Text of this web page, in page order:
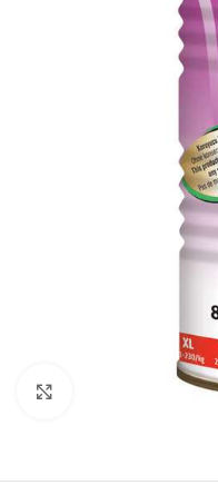
Büyütmek için tıklayın